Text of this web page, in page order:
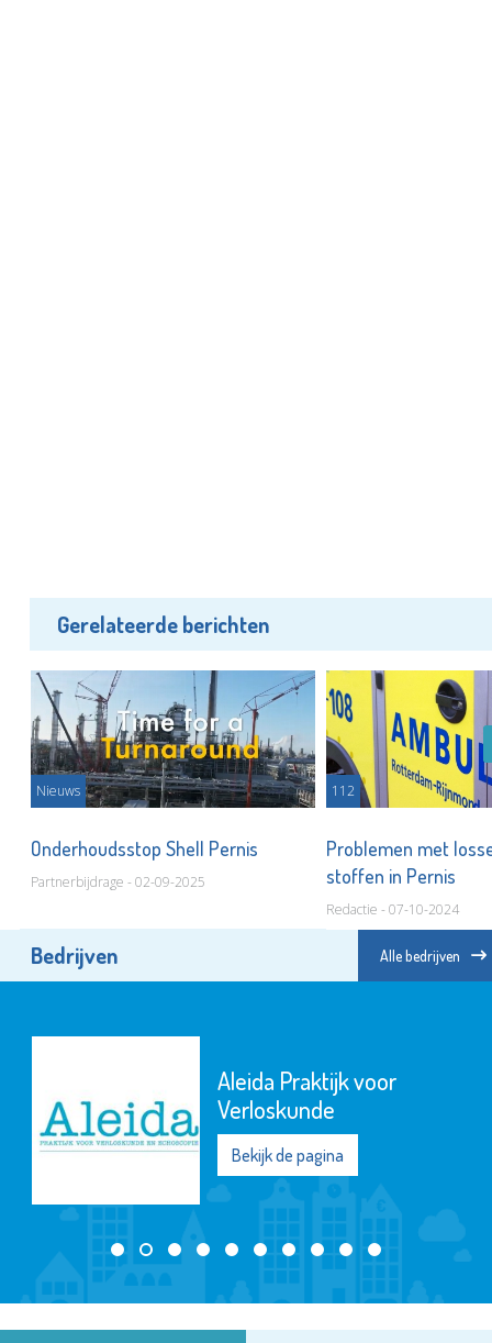
Gerelateerde berichten
Nieuws
Onderhoudsstop Shell Pernis
Partnerbijdrage - 02-09-2025
112
Problemen met
stoffen in Pernis
Redactie - 07-10-2024
Bedrijven Alle bedrijven
Aleida Praktijk voor
Verloskunde
Bekijk de pagina